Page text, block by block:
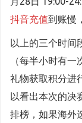
抖音充值到账慢
以上的三个时间
（每半小时有
礼物获取积分进
以看出本次的决
排榜，如果海外